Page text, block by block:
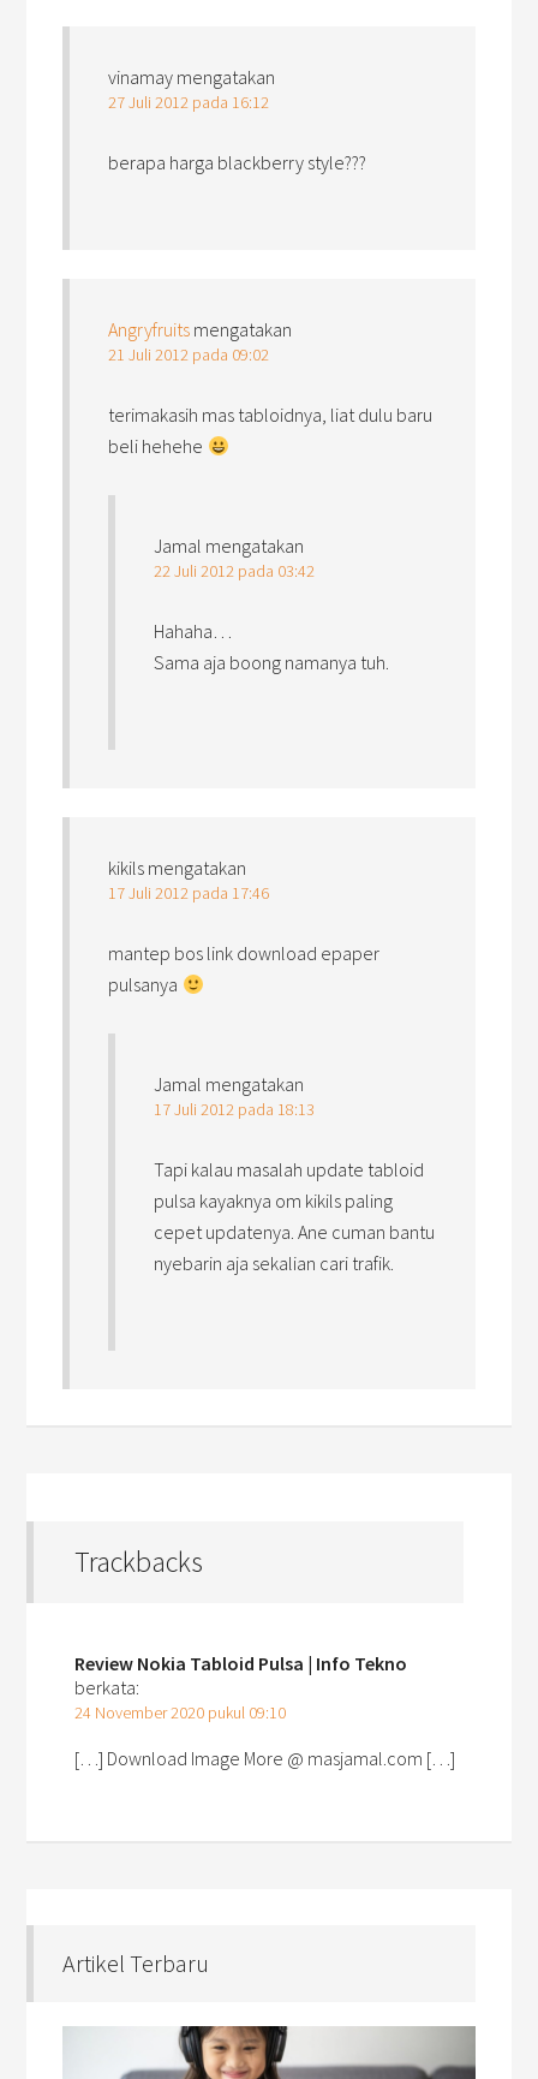
vinamay mengatakan
27 Juli 2012 pada 16:12
berapa harga blackberry style???
Angryfruits mengatakan
21 Juli 2012 pada 09:02
terimakasih mas tabloidnya, liat dulu baru
beli hehehe
Jamal mengatakan
22 Juli 2012 pada 03:42
Hahaha…
Sama aja boong namanya tuh.
kikils mengatakan
17 Juli 2012 pada 17:46
mantep bos link download epaper
pulsanya
Jamal mengatakan
17 Juli 2012 pada 18:13
Tapi kalau masalah update tabloid
pulsa kayaknya om kikils paling
cepet updatenya. Ane cuman bantu
nyebarin aja sekalian cari trafik.
Trackbacks
Review Nokia Tabloid Pulsa | Info Tekno
berkata:
24 November 2020 pukul 09:10
[…] Download Image More @ masjamal.com […]
Artikel Terbaru